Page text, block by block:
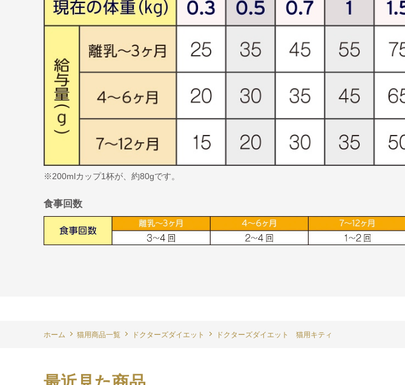
※200mlカップ1杯が、約80gです。
食事回数
ホーム 猫用商品一覧 ドクターズダイエット ドクターズダイエット 猫用キティ